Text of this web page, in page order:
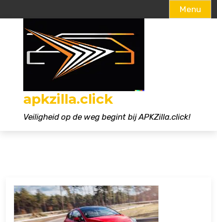
Menu
apkzilla.click
Veiligheid op de weg begint bij APKZilla.click!